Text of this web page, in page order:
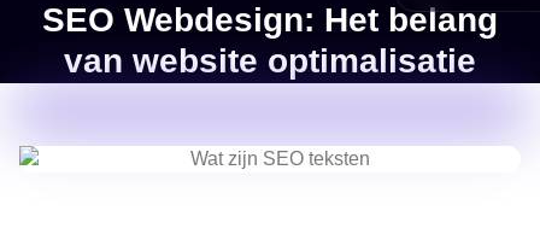
SEO Webdesign: Het belang
van website optimalisatie